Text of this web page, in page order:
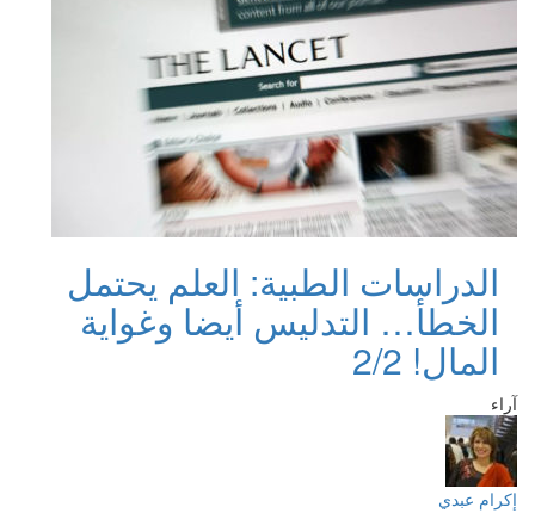
الدراسات الطبية: العلم يحتمل
الخطأ… التدليس أيضا وغواية
المال! 2/2
آراء
إكرام عبدي